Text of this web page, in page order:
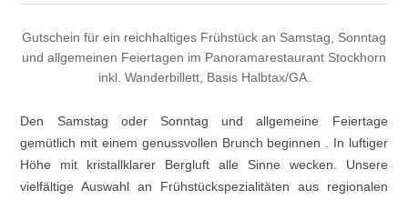
Gutschein für ein reichhaltiges Frühstück an Samstag, Sonntag
und allgemeinen Feiertagen im Panoramarestaurant Stockhorn
inkl. Wanderbillett, Basis Halbtax/GA.
Den Samstag oder Sonntag und allgemeine Feiertage
gemütlich mit einem genussvollen Brunch beginnen . In luftiger
Höhe mit kristallklarer Bergluft alle Sinne wecken. Unsere
vielfältige Auswahl an Frühstückspezialitäten aus regionalen